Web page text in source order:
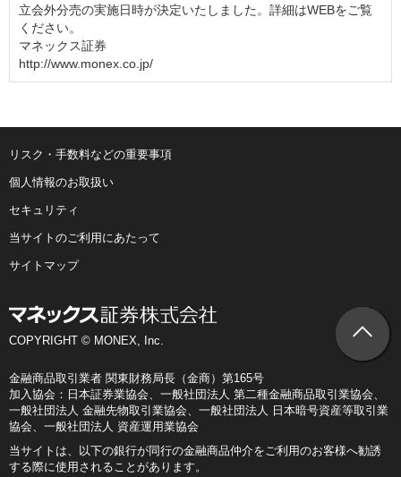
立会外分売の実施日時が決定いたしました。詳細はWEBをご覧
ください。
マネックス証券
http://www.monex.co.jp/
リスク・手数料などの重要事項
個人情報のお取扱い
セキュリティ
当サイトのご利用にあたって
サイトマップ
COPYRIGHT © MONEX, Inc.
金融商品取引業者 関東財務局長（金商）第165号
加入協会：日本証券業協会、一般社団法人 第二種金融商品取引業協会、
一般社団法人 金融先物取引業協会、一般社団法人 日本暗号資産等取引業
協会、一般社団法人 資産運用業協会
当サイトは、以下の銀行が同行の金融商品仲介をご利用のお客様へ勧誘
する際に使用されることがあります。